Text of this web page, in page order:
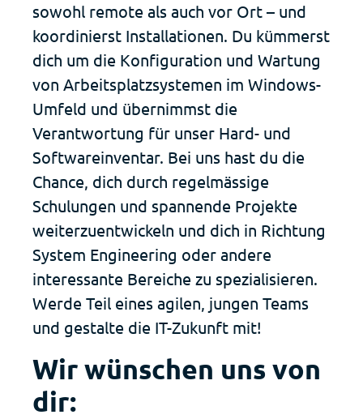
sowohl remote als auch vor Ort – und
koordinierst Installationen. Du kümmerst
dich um die Konfiguration und Wartung
von Arbeitsplatzsystemen im Windows-
Umfeld und übernimmst die
Verantwortung für unser Hard- und
Softwareinventar. Bei uns hast du die
Chance, dich durch regelmässige
Schulungen und spannende Projekte
weiterzuentwickeln und dich in Richtung
System Engineering oder andere
interessante Bereiche zu spezialisieren.
Werde Teil eines agilen, jungen Teams
und gestalte die IT-Zukunft mit!
Wir wünschen uns von
dir: